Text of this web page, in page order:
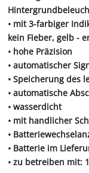
• mit 3-farbiger
kein Fieber, gelb -
• hohe Präzision
• automatischer
• Speicherung des
• automatische
• wasserdicht
• mit handlicher
•
• Batterie im
• zu betreiben mit: